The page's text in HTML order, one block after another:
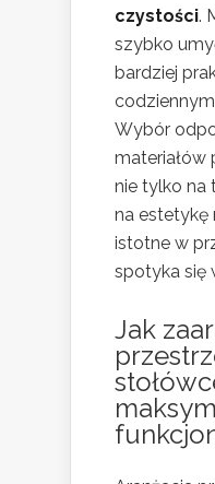
czystości.
szybko
bardziej
Wybór
materiałów
nie tylko na
na estetykę
istotne w
spotyka się
Jak